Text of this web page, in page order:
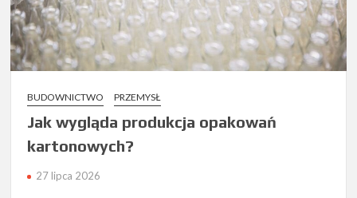
BUDOWNICTWO PRZEMYSŁ
Jak wygląda produkcja opakowań
kartonowych?
27 lipca 2026